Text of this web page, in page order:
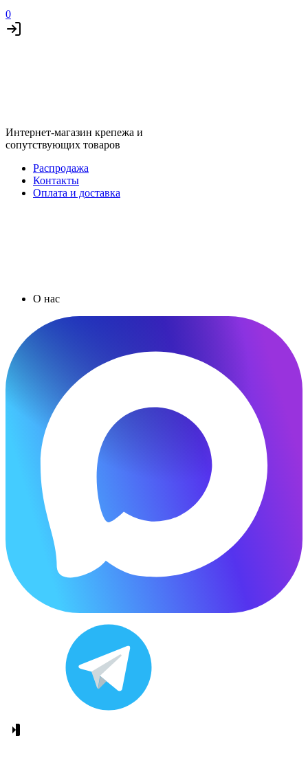
0
Интернет-магазин крепежа и
сопутствующих товаров
Распродажа
Контакты
Оплата и доставка
О нас